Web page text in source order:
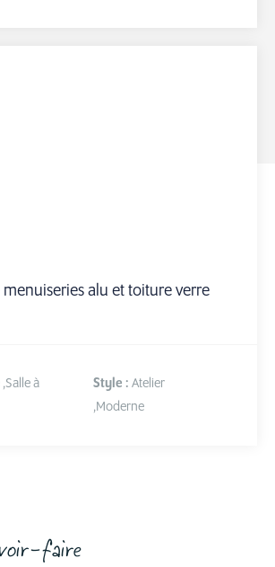
alu et toiture verre
,Salle à
Style :Atelier
,Moderne
faire